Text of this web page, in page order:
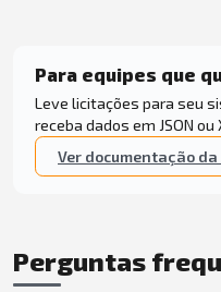
Para equipes que
Leve licitações para seu
receba dados em JSON ou
Ver documentação da
Perguntas